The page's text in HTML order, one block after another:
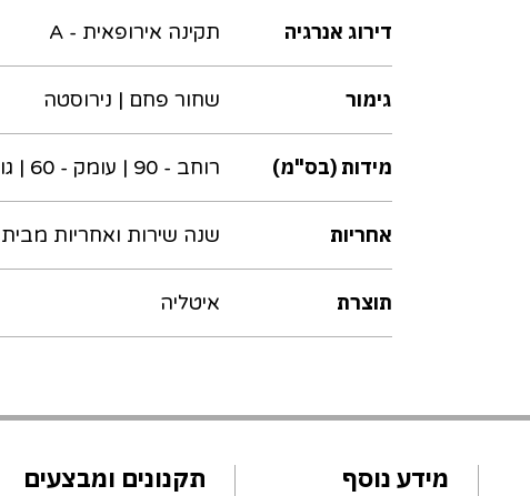
דירוג אנרגיה תקינה אירופאית - A
גימור שחור פחם | נירוסטה
מידות (בס"מ) רוחב - 90 | עומק - 60 | גובה - 85-91.6
אחריות שנה שירות ואחריות מבית
תוצרת איטליה
מידע נוסף תקנונים ומבצעים